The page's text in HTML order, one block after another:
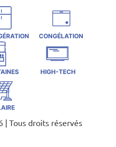
CONGÉLATION
HIGH-TECH
| Tous droits réservés